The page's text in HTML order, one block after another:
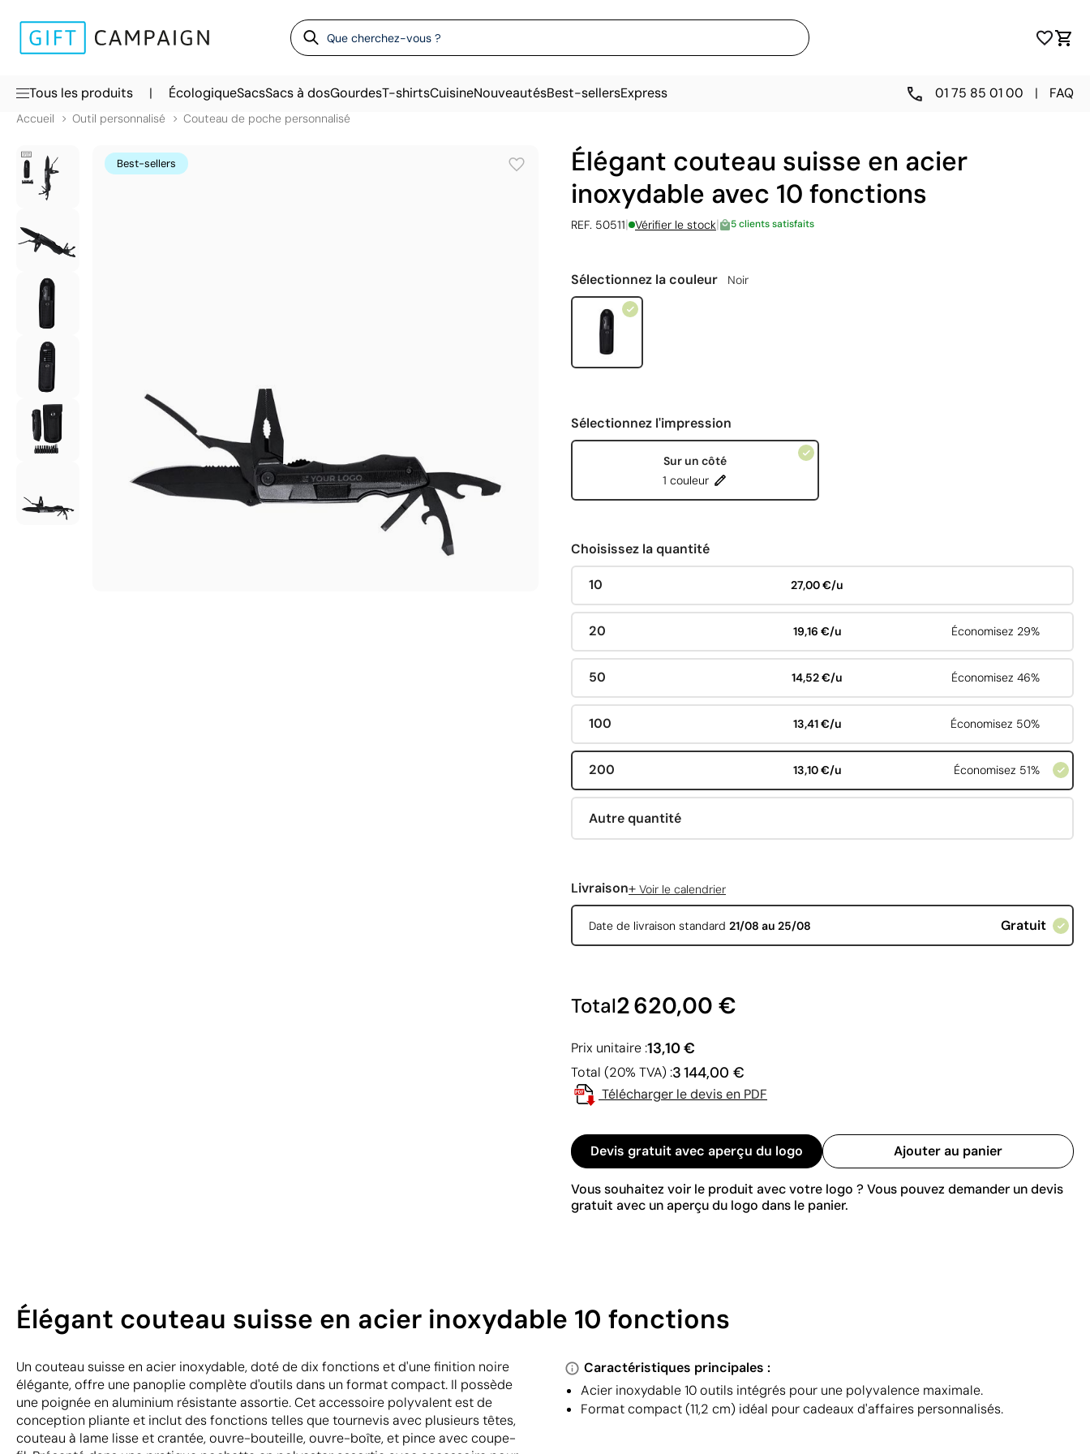
Tous les produits | ÉcologiqueSacsSacs à dosGourdesT-shirtsCuisineNouveautésBest-sellersExpress 01 75 85 01 00 | FAQ
Accueil Outil personnalisé Couteau de poche personnalisé
Best-sellers
Élégant couteau suisse en acier
inoxydable avec 10 fonctions
REF. 50511| Vérifier le stock| 5 clients satisfaits
Sélectionnez la couleur Noir
Sélectionnez l'impression
Sur un côté
1 couleur
Choisissez la quantité
10 27,00 €/u
20 19,16 €/u Économisez 29%
50 14,52 €/u Économisez 46%
100 13,41 €/u Économisez 50%
200 13,10 €/u Économisez 51%
Autre quantité
Livraison+ Voir le calendrier
Date de livraison standard 21/08 au 25/08 Gratuit
Total2 620,00 €
Prix unitaire :13,10 €
Total (20% TVA) :3 144,00 €
Télécharger le devis en PDF
Devis gratuit avec aperçu du logo Ajouter au panier
Vous souhaitez voir le produit avec votre logo ? Vous pouvez demander un devis
gratuit avec un aperçu du logo dans le panier.
Élégant couteau suisse en acier inoxydable 10 fonctions
Un couteau suisse en acier inoxydable, doté de dix fonctions et d'une finition noire
élégante, offre une panoplie complète d'outils dans un format compact. Il possède
une poignée en aluminium résistante assortie. Cet accessoire polyvalent est de
conception pliante et inclut des fonctions telles que tournevis avec plusieurs têtes,
couteau à lame lisse et crantée, ouvre-bouteille, ouvre-boîte, et pince avec coupe-
Caractéristiques principales :
Acier inoxydable 10 outils intégrés pour une polyvalence maximale.
Format compact (11,2 cm) idéal pour cadeaux d'affaires personnalisés.